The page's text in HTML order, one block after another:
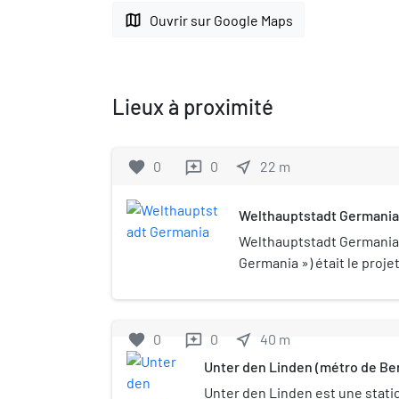
map Ouvrir sur Google Maps
Lieux à proximité
favorite 0 reviews 0 near_me 22 m
Welthauptstadt Germania
Welthauptstadt
Germania ») était le
Troisième Reich en lieu
capitales mais à des
grandes et conçue par
être construite une fois
favorite 0 reviews 0 near_me 40 m
Unter den Linden (métro de
Unter den Linden est une